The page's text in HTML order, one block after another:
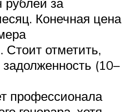
Конечная цена
Стоит отметить,
(10–
профессионала